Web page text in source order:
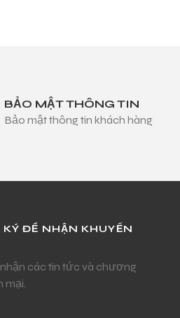
BẢO MẬT THÔNG TIN
Bảo mật thông tin khách hàng
ĐỂ NHẬN KHUYẾN
các tin tức và chương
mại.